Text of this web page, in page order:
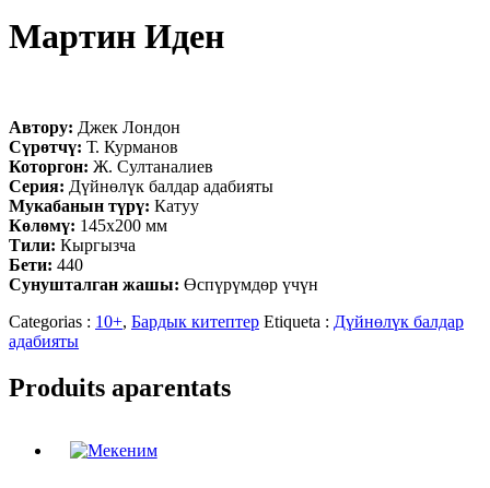
Мартин Иден
Автору: Джек Лондон
Сүрөтчү: Т. Курманов
Которгон: Ж. Султаналиев
Серия: Дүйнөлүк балдар адабияты
Мукабанын түрү: Катуу
Көлөмү: 145х200 мм
Тили: Кыргызча
Бети: 440
Сунушталган жашы: Өспүрүмдөр үчүн
Categorias : 10+, Бардык китептер Etiqueta : Дүйнөлүк балдар
адабияты
Produits aparentats